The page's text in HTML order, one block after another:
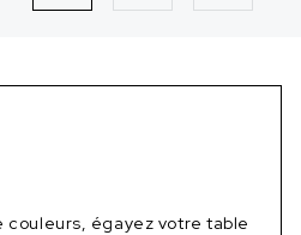
couleurs, égayez votre table